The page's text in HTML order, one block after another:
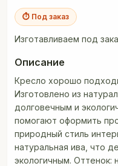
⏱ Под заказ
Изготавливаем под
Описание
Кресло хорошо
Изготовлено из
долговечным и
помогают оформить
природный стиль
натуральная ива, что
экологичным. Оттенок: